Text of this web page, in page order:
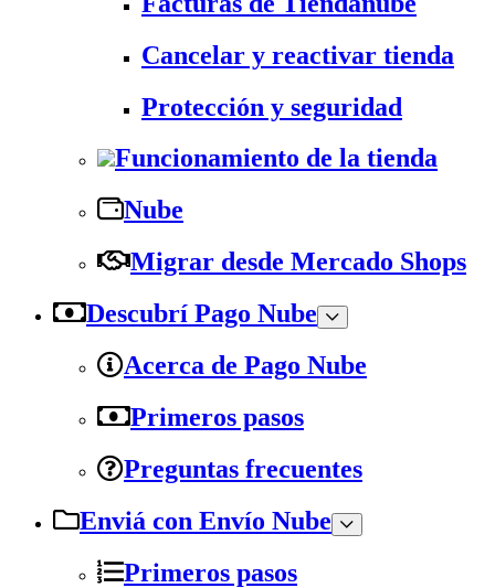
Cancelar y reactivar tienda
Protección y seguridad
Funcionamiento de la tienda
Nube
Migrar desde Mercado Shops
Descubrí Pago Nube
Acerca de Pago Nube
Primeros pasos
Preguntas frecuentes
Enviá con Envío Nube
Primeros pasos